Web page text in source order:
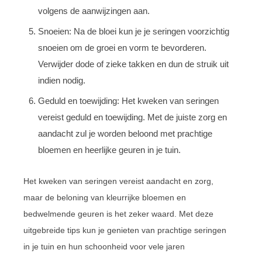
volgens de aanwijzingen aan.
Snoeien: Na de bloei kun je je seringen voorzichtig
snoeien om de groei en vorm te bevorderen.
Verwijder dode of zieke takken en dun de struik uit
indien nodig.
Geduld en toewijding: Het kweken van seringen
vereist geduld en toewijding. Met de juiste zorg en
aandacht zul je worden beloond met prachtige
bloemen en heerlijke geuren in je tuin.
Het kweken van seringen vereist aandacht en zorg,
maar de beloning van kleurrijke bloemen en
bedwelmende geuren is het zeker waard. Met deze
uitgebreide tips kun je genieten van prachtige seringen
in je tuin en hun schoonheid voor vele jaren